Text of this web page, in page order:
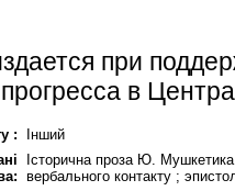
при
в
:
Інший
Історична проза Ю.
вербального контакту ;